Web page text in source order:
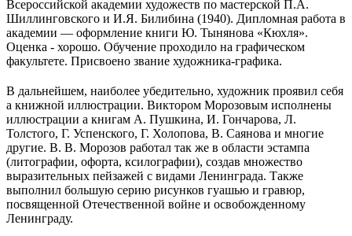
Всероссийской академии художеств по мастерской П.А.
Шиллинговского и И.Я. Билибина (1940). Дипломная работа в
академии — оформление книги Ю. Тынянова «Кюхля».
Оценка - хорошо. Обучение проходило на графическом
факультете. Присвоено звание художника-графика.
В дальнейшем, наиболее убедительно, художник проявил себя
а книжной иллюстрации. Виктором Морозовым исполнены
иллюстрации а книгам А. Пушкина, И. Гончарова, Л.
Толстого, Г. Успенского, Г. Холопова, В. Саянова и многие
другие. В. В. Морозов работал так же в области эстампа
(литографии, офорта, ксилографии), создав множество
выразительных пейзажей с видами Ленинграда. Также
выполнил большую серию рисунков гуашью и гравюр,
посвященной Отечественной войне и освобожденному
Ленинграду.